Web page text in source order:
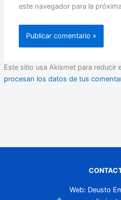
este navegador para la
Este sitio usa Akismet para reducir
procesan los datos de tus
Web: Deusto